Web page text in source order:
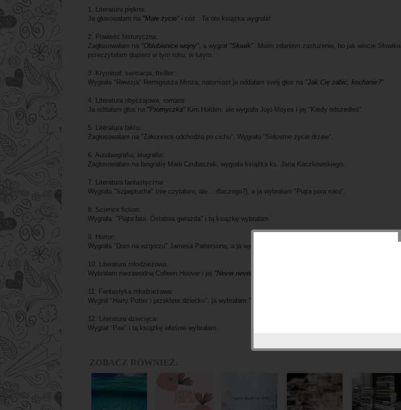
1. Literatura piękna:
Ja głosowałam na "Małe życie" i cóż.. Ta oto książka wygrała!
2. Powieść historyczna:
Zagłosowałam na "Oblubienice wojny", a wygrał "Słowik". Moim zdaniem zasłużenie, bo jak wiecie Słowika
przeczytałam dopiero w tym roku, w lutym.
3. Kryminał, sensacja, thriller:
Wygrała "Rewizja" Remigiusza Mroza, natomiast ja oddałam swój głos na "Jak Cię zabić, kochanie?"
4. Literatura obyczajowa, romans:
Ja oddałam głos na "Promyczka" Kim Holden, ale wygrała Jojo Moyes i jej "Kiedy odszedłeś".
5. Literatura faktu:
Zagłosowałam na "Zakonnice odchodzą po cichu". Wygrało "Sekretne życie drzew".
6. Autobiografia, biografia:
Zagłosowałam na biografię Marii Czubaszek, wygrała książka ks. Jana Kaczkowskiego.
7. Literatura fantastyczna:
Wygrała "Szpeptucha" (nie czytałam, ale... dlaczego?), a ja wybrałam "Piąta pora roku".
8. Science fiction:
Wygrała: "Piąta fala. Ostatnia gwiazda" i tą książkę wybrałam.
9. Horror:
Wygrała "Dom na wzgórzu" Jamesa Pattersona, a ja wybrałam "Głowa pełna duchów".
10. Literatura młodzieżowa:
Wybrałam niezawodną Colleen Hoover i jej "Never never"
11. Fantastyka młodzieżowa:
Wygrał "Harry Potter i przeklęte dziecko", ja wybrałam "Porwaną pieśniarkę"
12. Literatura dziecięca:
Wygrał "Pax" i tą książkę właśnie wybrałam.